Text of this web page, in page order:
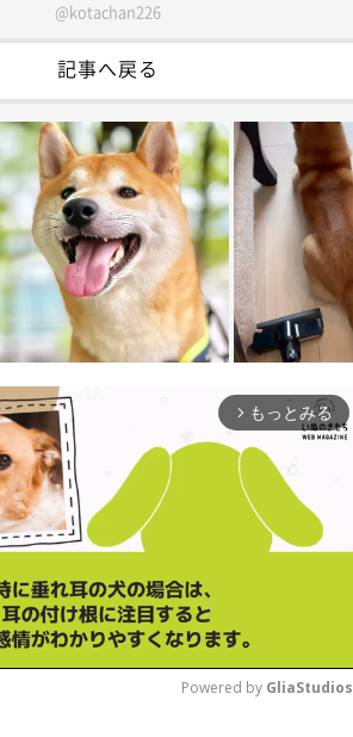
@kotachan226
記事へ戻る
arrow_forward_ios もっとみる
Powered by GliaStudios